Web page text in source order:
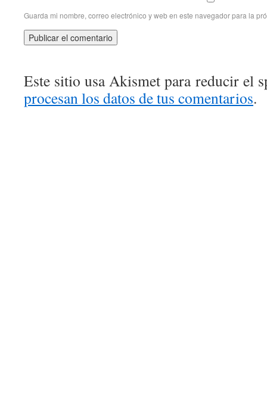
Guarda mi nombre, correo electrónico y web en este navegador para la
Este sitio usa Akismet para reducir el
procesan los datos de tus comentarios.